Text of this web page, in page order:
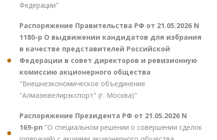
Федерации"
Распоряжение Правительства РФ от 21.05.2026 N
1180-р О выдвижении кандидатов для избрания
в качестве представителей Российской
Федерации в совет директоров и ревизионную
комиссию акционерного общества
"Внешнеэкономическое объединение
"Алмазювелирэкспорт" (г. Москва)"
Распоряжение Президента РФ от 21.05.2026 N
169-рп "О специальном решении о совершении сделок